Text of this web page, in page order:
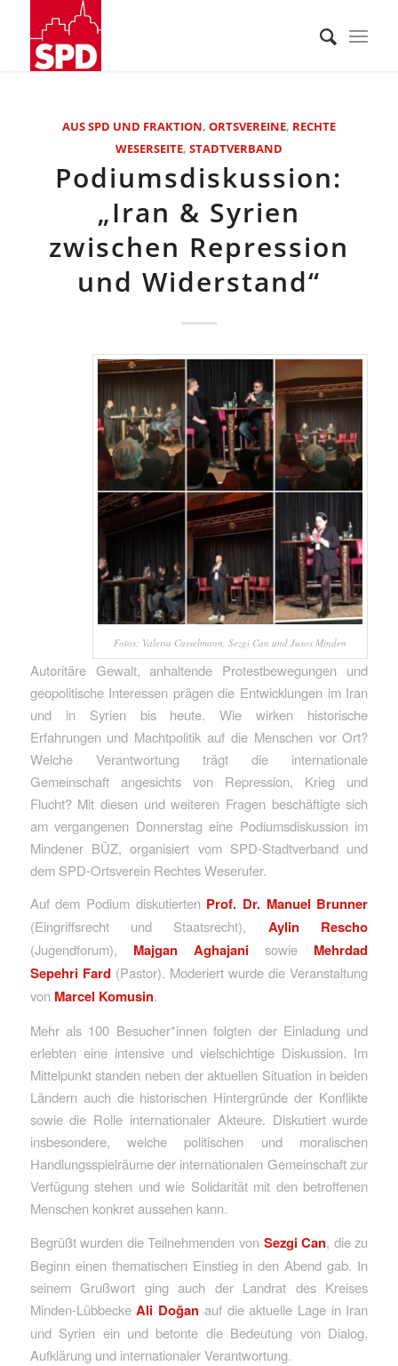
AUS SPD UND FRAKTION, ORTSVEREINE, RECHTE
WESERSEITE, STADTVERBAND
Podiumsdiskussion:
„Iran & Syrien
zwischen Repression
und Widerstand“
Fotos: Valeria Casselmann, Sezgi Can und Jusos Minden
Autoritäre Gewalt, anhaltende Protestbewegungen und
geopolitische Interessen prägen die Entwicklungen im Iran
und in Syrien bis heute. Wie wirken historische
Erfahrungen und Machtpolitik auf die Menschen vor Ort?
Welche Verantwortung trägt die internationale
Gemeinschaft angesichts von Repression, Krieg und
Flucht? Mit diesen und weiteren Fragen beschäftigte sich
am vergangenen Donnerstag eine Podiumsdiskussion im
Mindener BÜZ, organisiert vom SPD-Stadtverband und
dem SPD-Ortsverein Rechtes Weserufer.
Auf dem Podium diskutierten Prof. Dr. Manuel Brunner
(Eingriffsrecht und Staatsrecht), Aylin Rescho
(Jugendforum), Majgan Aghajani sowie Mehrdad
Sepehri Fard(Pastor). Moderiert wurde die Veranstaltung
von Marcel Komusin.
Mehr als 100 Besucher*innen folgten der Einladung und
erlebten eine intensive und vielschichtige Diskussion. Im
Mittelpunkt standen neben der aktuellen Situation in beiden
Ländern auch die historischen Hintergründe der Konflikte
sowie die Rolle internationaler Akteure. Diskutiert wurde
insbesondere, welche politischen und moralischen
Handlungsspielräume der internationalen Gemeinschaft zur
Verfügung stehen und wie Solidarität mit den betroffenen
Menschen konkret aussehen kann.
Begrüßt wurden die Teilnehmenden von Sezgi Can, die zu
Beginn einen thematischen Einstieg in den Abend gab. In
seinem Grußwort ging auch der Landrat des Kreises
Minden-LübbeckeAli Doğan auf die aktuelle Lage in Iran
und Syrien ein und betonte die Bedeutung von Dialog,
Aufklärung und internationaler Verantwortung.